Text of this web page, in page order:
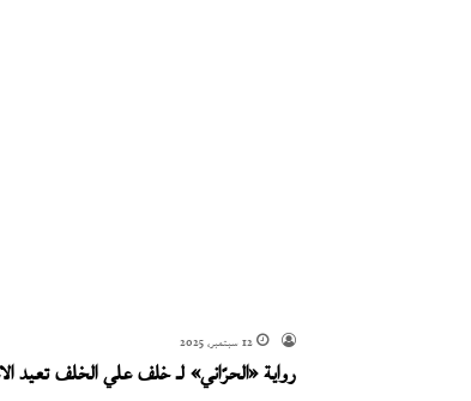
12 سبتمبر، 2025
رواية «الحرّاني» لـ خلف علي الخلف تعيد